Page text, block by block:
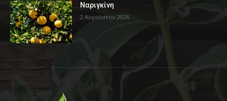
Ναριγκίνη
2 Αυγούστου 2026